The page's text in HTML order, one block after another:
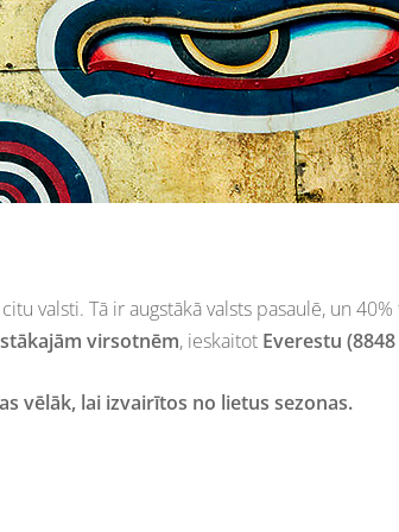
valsti. Tā ir augstākā valsts pasaulē, un
virsotnēm, ieskaitot Everestu
vēlāk, lai izvairītos no lietus sezonas.